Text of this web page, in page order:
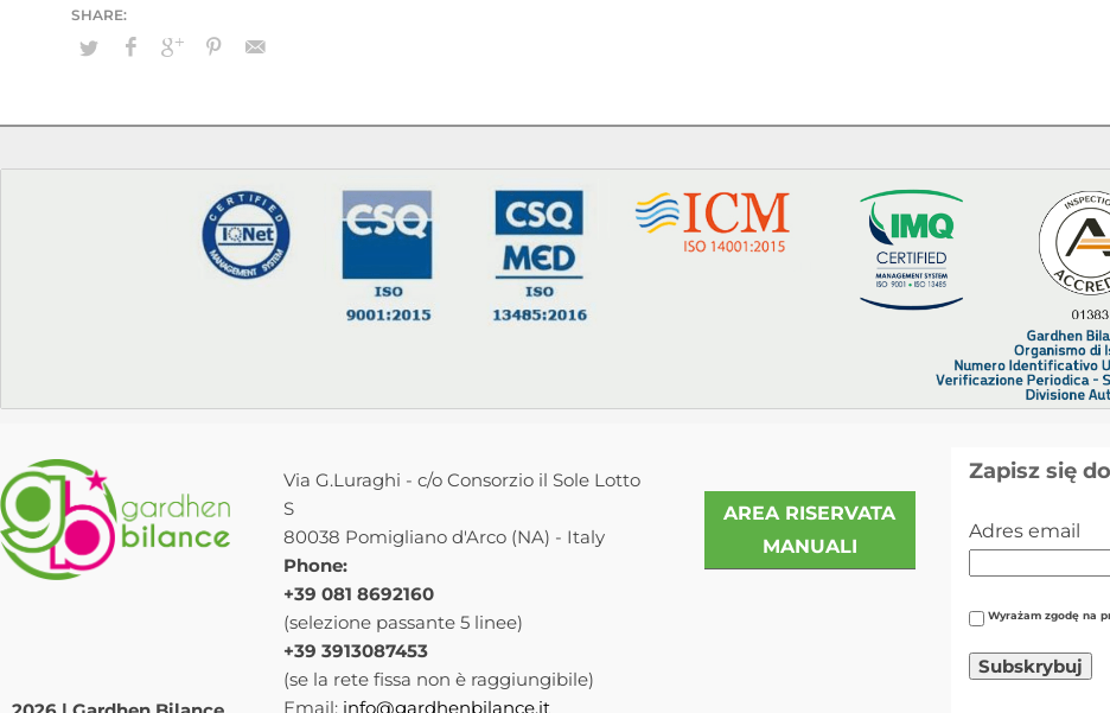
Via G.Luraghi - c/o Consorzio il Sole Lotto
S
80038 Pomigliano d'Arco (NA) - Italy
Phone:
+39 081 8692160
(selezione passante 5 linee)
+39 3913087453
(se la rete fissa non è raggiungibile)
Email: info@gardhenbilance.it
AREA RISERVATA
MANUALI
Zapisz się
Adres email
Wyrażam zgodę na